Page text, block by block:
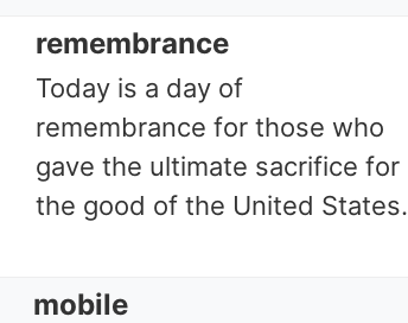
remembrance
Today is a day of
remembrance for those who
gave the ultimate sacrifice for
the good of the United States.
mobile